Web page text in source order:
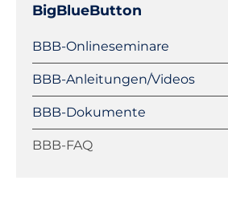
BigBlueButton
Navigation
BBB-Onlineseminare
BBB-Anleitungen/Videos
BBB-Dokumente
BBB-FAQ